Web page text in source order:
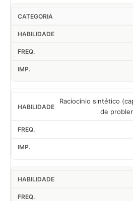
Raciocínio sintético
de